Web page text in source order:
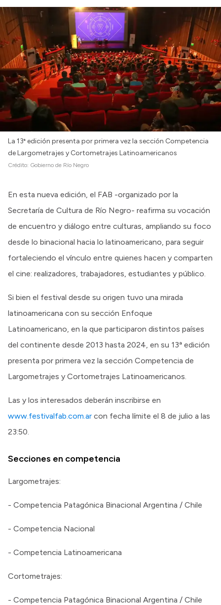
Intranet
Login
La 13ª edición presenta por primera vez la sección Competencia
de Largometrajes y Cortometrajes Latinoamericanos
Crédito: Gobierno de Río Negro
En esta nueva edición, el FAB -organizado por la
Secretaría de Cultura de Río Negro- reafirma su vocación
de encuentro y diálogo entre culturas, ampliando su foco
desde lo binacional hacia lo latinoamericano, para seguir
fortaleciendo el vínculo entre quienes hacen y comparten
el cine: realizadores, trabajadores, estudiantes y público.
Si bien el festival desde su origen tuvo una mirada
latinoamericana con su sección Enfoque
Latinoamericano, en la que participaron distintos países
del continente desde 2013 hasta 2024, en su 13ª edición
presenta por primera vez la sección Competencia de
Largometrajes y Cortometrajes Latinoamericanos.
Las y los interesados deberán inscribirse en
www.festivalfab.com.ar con fecha límite el 8 de julio a las
23:50.
Secciones en competencia
Largometrajes:
- Competencia Patagónica Binacional Argentina / Chile
- Competencia Nacional
- Competencia Latinoamericana
Cortometrajes:
- Competencia Patagónica Binacional Argentina / Chile